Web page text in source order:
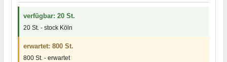
verfügbar: 20 St.
20 St. - stock Köln
erwartet: 800 St.
800 St. - erwartet